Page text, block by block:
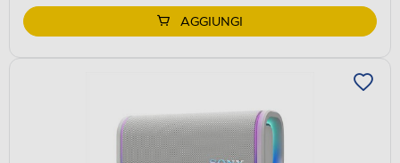
AGGIUNGI